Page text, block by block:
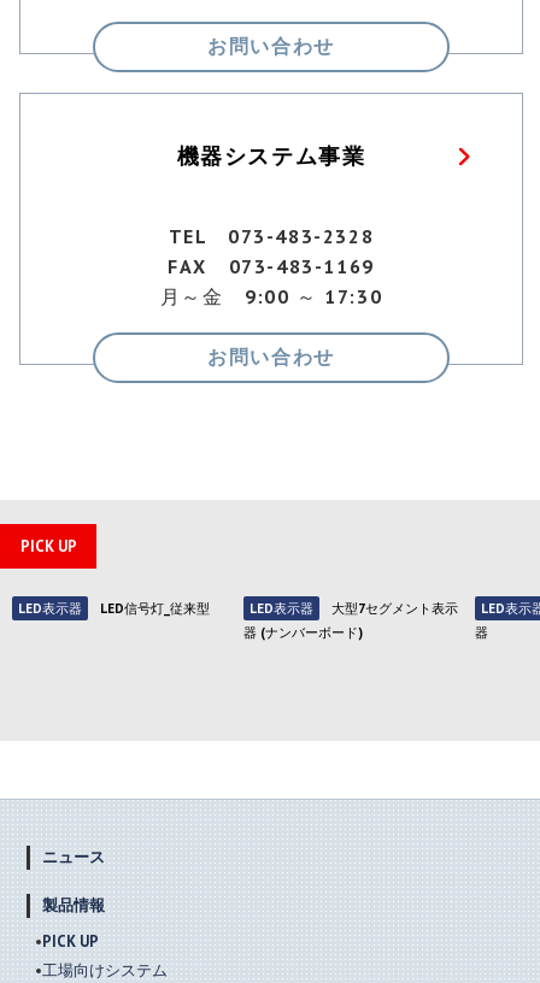
お問い合わせ
機器システム事業
TEL 073-483-2328
FAX 073-483-1169
月～金 9:00 ～ 17:30
お問い合わせ
PICK UP
LED表示器 LED信号灯_従来型 LED表示器
大型7セグメント表示
器 (ナンバーボード)
LED表示
器
ニュース
製品情報
PICK UP
工場向けシステム